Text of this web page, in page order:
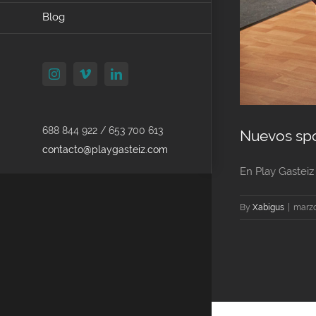
Blog
InstagramVimeoLinkedIn
688 844 922 / 653 700 613
contacto@playgasteiz.com
Nuevos
En Play
By Xabigus